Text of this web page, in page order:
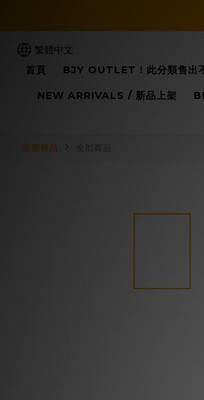
繁體中文
首頁
BJY OUTLET！此分類售出
NEW ARRIVALS / 新品上架
全部商品 全部商品